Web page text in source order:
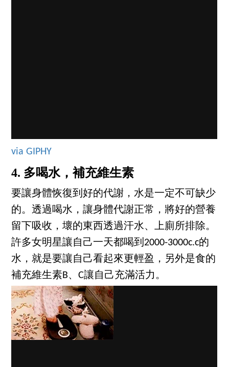
via GIPHY
4. 多喝水，補充維生素
要讓身體恢復到好的代謝，水是一定不可缺少
的。透過喝水，讓身體代謝正常，將好的營養
留下吸收，壞的東西透過汗水、上廁所排除。
許多女明星讓自己一天都喝到2000-3000c.c的
水，就是要讓自己看起來更輕盈，另外是食的
補充維生素B、C讓自己充滿活力。